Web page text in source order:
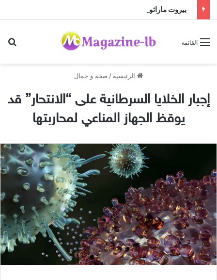
القائمة
الرئيسية / صحة و جمال
إجبار الخلايا السرطانية على “الانتحار” قد
يوقظ الجهاز المناعي لمحاربتها